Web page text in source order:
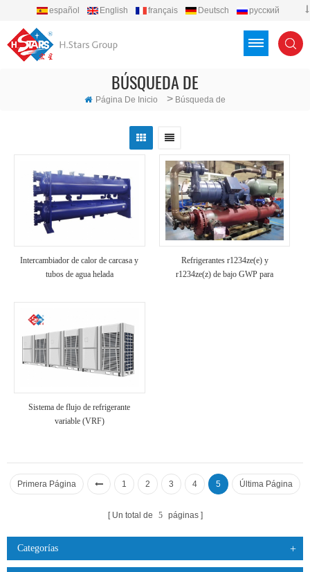
español English français Deutsch
русский
BÚSQUEDA DE
Página De Inicio > Búsqueda de
Intercambiador de calor de carcasa y
tubos de agua helada
Refrigerantes r1234ze(e) y
r1234ze(z) de bajo GWP para
Sistema de flujo de refrigerante
variable (VRF)
Primera Página 1 2 3 4 5 Última Página
Un total de 5 páginas
Categorías